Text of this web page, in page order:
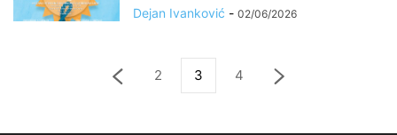
Dejan Ivanković - 02/06/2026
2 3 4